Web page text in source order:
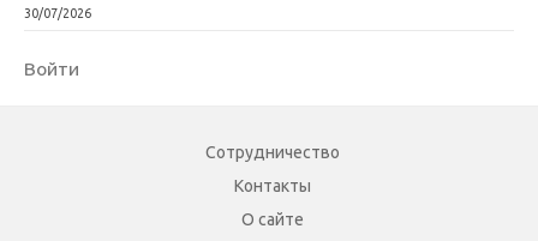
30/07/2026
Войти
Сотрудничество
Контакты
О сайте